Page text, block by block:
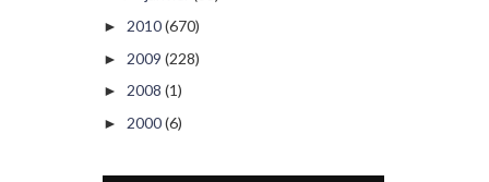
► 2010(670)
► 2009 (228)
► 2008 (1)
► 2000(6)